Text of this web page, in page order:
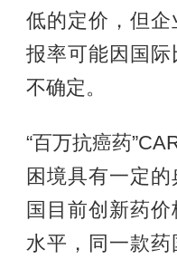
低的定价，但企
报率可能因国
不确定。
“百万抗癌药
困境具有一定
国目前创新药
水平，同一款